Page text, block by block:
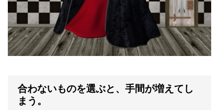
合わないものを選ぶと、手間が増えてし
まう。